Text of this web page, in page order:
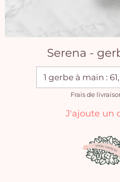
Serena -
Frais de
J'ajoute un